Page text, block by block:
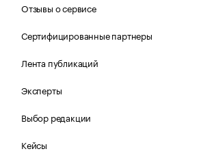
Отзывы о сервисе
Сертифицированные партнеры
Лента публикаций
Эксперты
Выбор редакции
Кейсы